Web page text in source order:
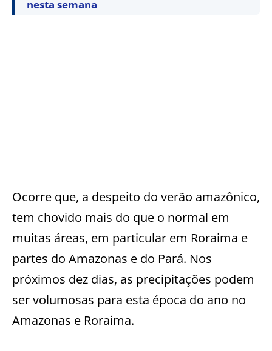
nesta semana
Ocorre que, a despeito do verão amazônico,
tem chovido mais do que o normal em
muitas áreas, em particular em Roraima e
partes do Amazonas e do Pará. Nos
próximos dez dias, as precipitações podem
ser volumosas para esta época do ano no
Amazonas e Roraima.